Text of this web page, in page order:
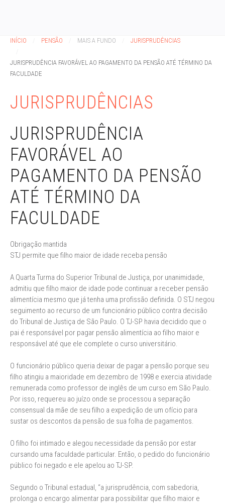
INÍCIO PENSÃO MAIS A FUNDO JURISPRUDÊNCIAS
JURISPRUDÊNCIA FAVORÁVEL AO PAGAMENTO DA PENSÃO ATÉ TÉRMINO DA
FACULDADE
JURISPRUDÊNCIAS
JURISPRUDÊNCIA
FAVORÁVEL AO
PAGAMENTO DA PENSÃO
ATÉ TÉRMINO DA
FACULDADE
Obrigação mantida
STJ permite que filho maior de idade receba pensão
A Quarta Turma do Superior Tribunal de Justiça, por unanimidade,
admitiu que filho maior de idade pode continuar a receber pensão
alimentícia mesmo que já tenha uma profissão definida. O STJ negou
seguimento ao recurso de um funcionário público contra decisão
do Tribunal de Justiça de São Paulo. O TJ-SP havia decidido que o
pai é responsável por pagar pensão alimentícia ao filho maior e
responsável até que ele complete o curso universitário.
O funcionário público queria deixar de pagar a pensão porque seu
filho atingiu a maioridade em dezembro de 1998 e exercia atividade
remunerada como professor de inglês de um curso em São Paulo.
Por isso, requereu ao juízo onde se processou a separação
consensual da mãe de seu filho a expedição de um ofício para
sustar os descontos da pensão de sua folha de pagamentos.
O filho foi intimado e alegou necessidade da pensão por estar
cursando uma faculdade particular. Então, o pedido do funcionário
público foi negado e ele apelou ao TJ-SP.
Segundo o Tribunal estadual, “a jurisprudência, com sabedoria,
prolonga o encargo alimentar para possibilitar que filho maior e